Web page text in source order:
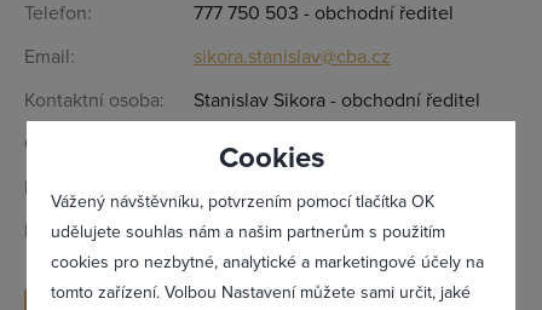
Cookies
Vážený návštěvníku, potvrzením pomocí tlačítka OK
udělujete souhlas nám a našim partnerům s použitím
cookies pro nezbytné, analytické a marketingové účely na
tomto zařízení. Volbou Nastavení můžete sami určit, jaké
Telefon:
777 750 503 - obchodní ředitel
Email:
sikora.stanislav@cba.cz
Kontaktní osoba:
Stanislav Sikora - obchodní ředitel
Otevírací doba:
Dle telefonické domluvy.
IČ:
DIČ:
CZ27785360